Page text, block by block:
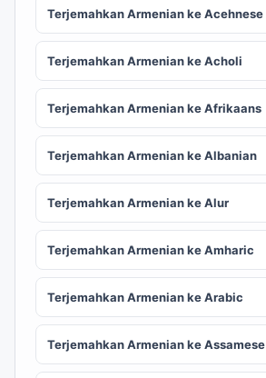
Terjemahkan Armenian ke Acehnese
Terjemahkan Armenian ke Acholi
Terjemahkan Armenian ke Afrikaans
Terjemahkan Armenian ke Albanian
Terjemahkan Armenian ke Alur
Terjemahkan Armenian ke Amharic
Terjemahkan Armenian ke Arabic
Terjemahkan Armenian ke Assamese